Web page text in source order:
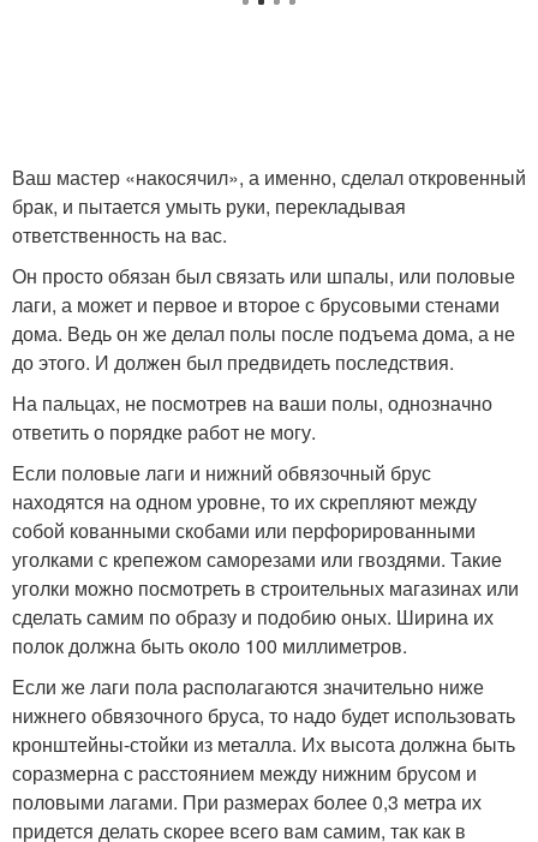
Ваш мастер «накосячил», а именно, сделал откровенный
брак, и пытается умыть руки, перекладывая
ответственность на вас.
Он просто обязан был связать или шпалы, или половые
лаги, а может и первое и второе с брусовыми стенами
дома. Ведь он же делал полы после подъема дома, а не
до этого. И должен был предвидеть последствия.
На пальцах, не посмотрев на ваши полы, однозначно
ответить о порядке работ не могу.
Если половые лаги и нижний обвязочный брус
находятся на одном уровне, то их скрепляют между
собой кованными скобами или перфорированными
уголками с крепежом саморезами или гвоздями. Такие
уголки можно посмотреть в строительных магазинах или
сделать самим по образу и подобию оных. Ширина их
полок должна быть около 100 миллиметров.
Если же лаги пола располагаются значительно ниже
нижнего обвязочного бруса, то надо будет использовать
кронштейны-стойки из металла. Их высота должна быть
соразмерна с расстоянием между нижним брусом и
половыми лагами. При размерах более 0,3 метра их
придется делать скорее всего вам самим, так как в